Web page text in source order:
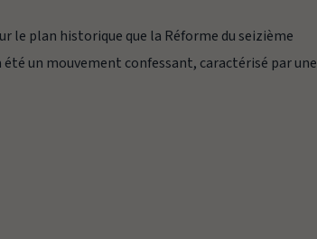
le plan historique que la Réforme du seizième
un mouvement confessant, caractérisé par une